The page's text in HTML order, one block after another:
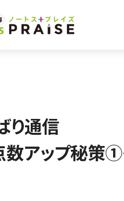
り通信
数アップ秘策